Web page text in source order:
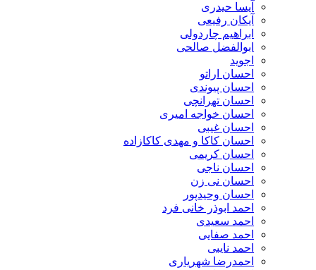
آیسا حیدری
آیکان رفیعی
ابراهیم چاردولی
ابوالفضل صالحی
اجوید
احسان اراتو
احسان پیوندی
احسان تهرانچی
احسان خواجه امیری
احسان غیبی
احسان کاکا و مهدی کاکازاده
احسان کریمی
احسان ناجی
احسان نی زن
احسان وحیدپور
احمد ابوذر خانی فرد
احمد سعیدی
احمد صفایی
احمد نایبی
احمدرضا شهریاری